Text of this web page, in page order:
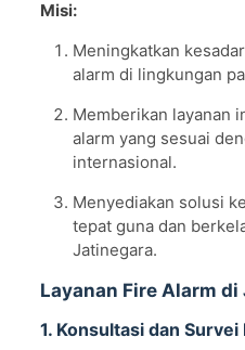
Misi:
Meningkatkan
alarm di lingkungan
Memberikan layanan
alarm yang sesuai
internasional.
Menyediakan solusi
tepat guna dan
Jatinegara.
Layanan Fire Alarm
1. Konsultasi dan Survei